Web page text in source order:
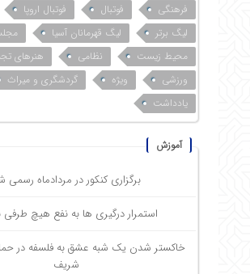
فرهنگی
فوتبال
فوتبال اروپا
لیگ برتر
لیگ قهرمانان آسیا
محیط زیست
نظامی
هنرهای
ورزشی
ویژه
گردشگری و میراث
یادداشت
آموزش
برگزاری کنکور در مردادماه رسمی
استمرار درگیری ها به نفع هیچ
خاکستر شدن یک شبه عشق به فلسفه در
شریف